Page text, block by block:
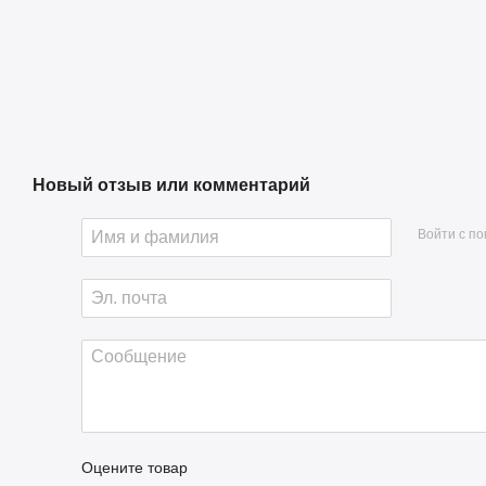
Новый отзыв или комментарий
Войти с
Оцените товар